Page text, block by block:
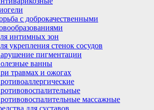
с доброкачественными
интимных зон
укрепления стенок сосудов
пигментации
ванны
травмах и ожогах
массажные
для суставов